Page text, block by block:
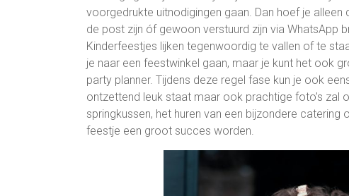
voorgedrukte uitnodigingen gaan. Dan hoef je
de post zijn óf gewoon verstuurd zijn via WhatsApp
Kinderfeestjes lijken tegenwoordig te vallen of te
je naar een feestwinkel gaan, maar je kunt het ook
party planner. Tijdens deze regel fase kun je ook
ontzettend leuk staat maar ook prachtige foto’s zal
springkussen, het huren van een bijzondere catering
feestje een groot succes worden.